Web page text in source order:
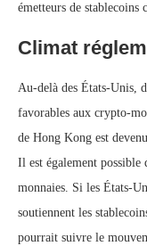
émetteurs de stablecoins
Climat
Au-delà des États-Unis,
favorables aux crypto-
de Hong Kong est
Il est également
monnaies. Si les États-
soutiennent les
pourrait suivre le